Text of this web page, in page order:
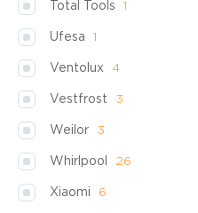
Total Tools 1
Ufesa 1
Ventolux 4
Vestfrost 3
Weilor 3
Whirlpool 26
Xiaomi 6